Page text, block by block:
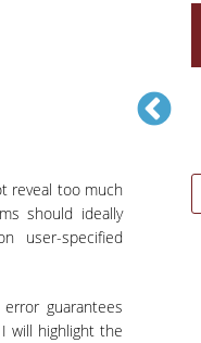
reveal too much
should ideally
user-specified
guarantees
will highlight the